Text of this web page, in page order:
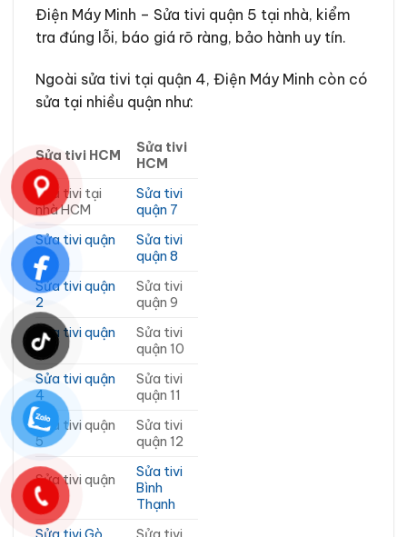
Điện Máy Minh – Sửa tivi quận 5 tại nhà, kiểm
tra đúng lỗi, báo giá rõ ràng, bảo hành uy tín.
Ngoài sửa tivi tại quận 4, Điện Máy Minh còn có
sửa tại nhiều quận như:
Sửa tivi HCM
Sửa tivi
HCM
Sửa tivi tại
nhà HCM
Sửa tivi
quận 7
Sửa tivi quận
1
Sửa tivi
quận 8
Sửa tivi quận
2
Sửa tivi
quận 9
Sửa tivi quận
3
Sửa tivi
quận 10
Sửa tivi quận
4
Sửa tivi
quận 11
Sửa tivi quận
5
Sửa tivi
quận 12
Sửa tivi quận
6
Sửa tivi
Bình
Thạnh